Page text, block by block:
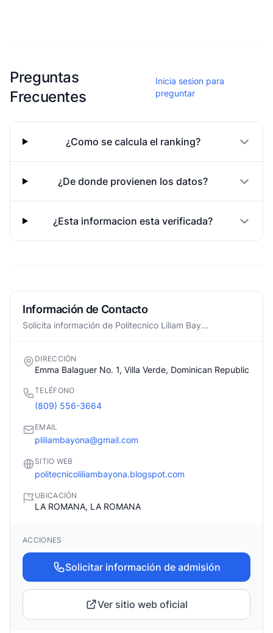
Preguntas
Frecuentes
Inicia sesion para
preguntar
¿Como se calcula el ranking?
¿De donde provienen los datos?
¿Esta informacion esta verificada?
Información de Contacto
Solicita información de Politecnico Liliam Bay...
DIRECCIÓN
Emma Balaguer No. 1, Villa Verde, Dominican Republic
TELÉFONO
(809) 556-3664
EMAIL
pliliambayona@gmail.com
SITIO WEB
politecnicoliliambayona.blogspot.com
UBICACIÓN
LA ROMANA, LA ROMANA
ACCIONES
Solicitar información de admisión
Ver sitio web oficial